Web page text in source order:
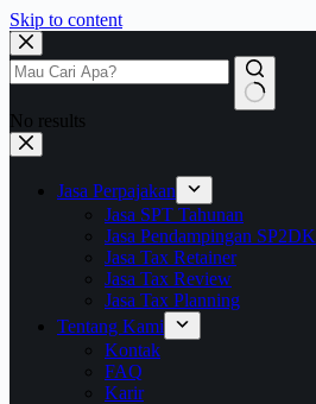
Skip to content
No results
Jasa Perpajakan
Jasa SPT Tahunan
Jasa Pendampingan SP2DK
Jasa Tax Retainer
Jasa Tax Review
Jasa Tax Planning
Tentang Kami
Kontak
FAQ
Karir